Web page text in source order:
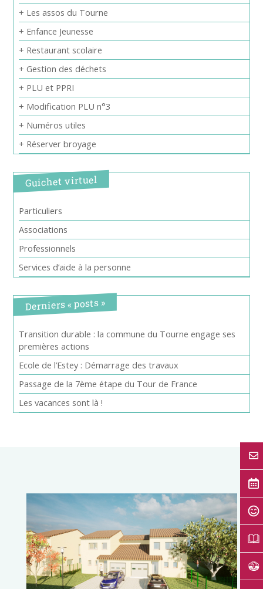
+ Les assos du Tourne
+ Enfance Jeunesse
+ Restaurant scolaire
+ Gestion des déchets
+ PLU et PPRI
+ Modification PLU n°3
+ Numéros utiles
+ Réserver broyage
Guichet virtuel
Particuliers
Associations
Professionnels
Services d’aide à la personne
Derniers « posts »
Transition durable : la commune du Tourne engage ses
premières actions
Ecole de l’Estey : Démarrage des travaux
Passage de la 7ème étape du Tour de France
Les vacances sont là !